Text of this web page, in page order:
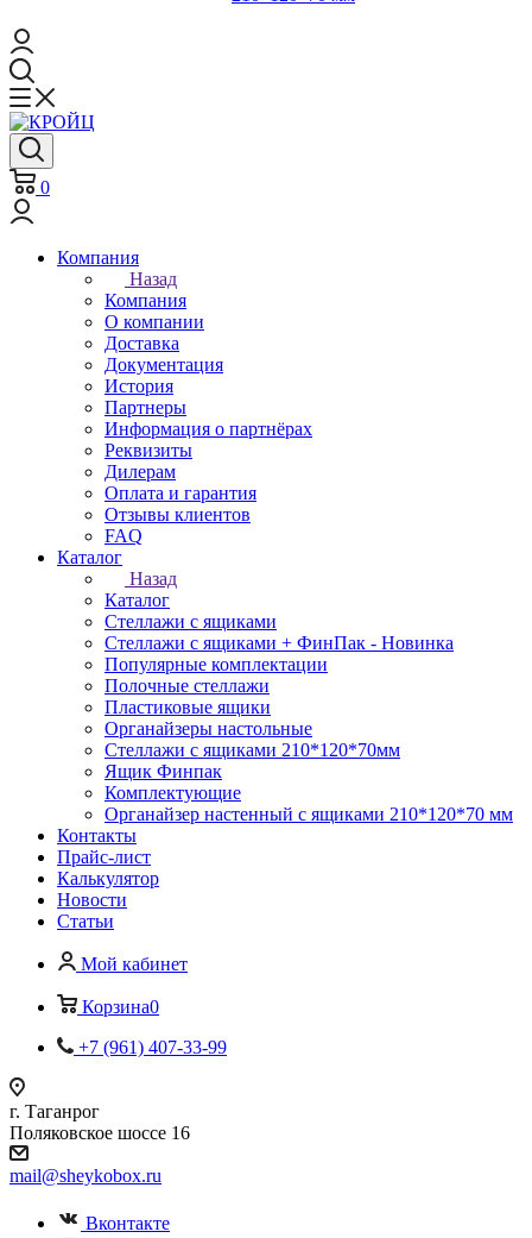
0
Компания
Назад
Компания
О компании
Доставка
Документация
История
Партнеры
Информация о партнёрах
Реквизиты
Дилерам
Оплата и гарантия
Отзывы клиентов
FAQ
Каталог
Назад
Каталог
Стеллажи с ящиками
Стеллажи с ящиками + ФинПак - Новинка
Популярные комплектации
Полочные стеллажи
Пластиковые ящики
Органайзеры настольные
Стеллажи с ящиками 210*120*70мм
Ящик Финпак
Комплектующие
Органайзер настенный с ящиками 210*120*70 мм
Контакты
Прайс-лист
Калькулятор
Новости
Статьи
Мой кабинет
Корзина0
+7 (961) 407-33-99
г. Таганрог
Поляковское шоссе 16
mail@sheykobox.ru
Вконтакте